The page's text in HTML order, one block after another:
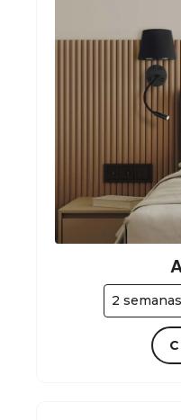
2